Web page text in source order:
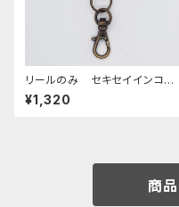
リールのみ セキセイインコ
レインボー ネイビー せきせ
いいんこ
¥1,320
商